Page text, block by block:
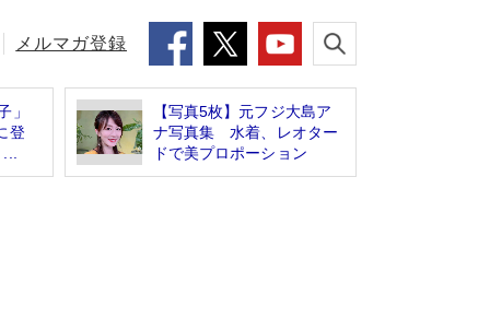
メルマガ登録
」
登
【写真5枚】元フジ大島ア
ナ写真集 水着、レオター
ドで美プロポーション